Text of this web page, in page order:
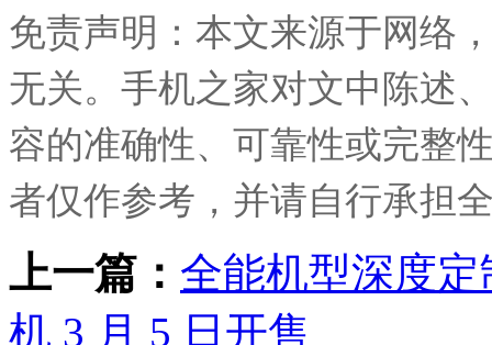
免责声明：本文来源于网络
无关。手机之家对文中陈述
容的准确性、可靠性或完整
者仅作参考，并请自行承担
上一篇： 全能机型深度
机 3 月 5 日开售